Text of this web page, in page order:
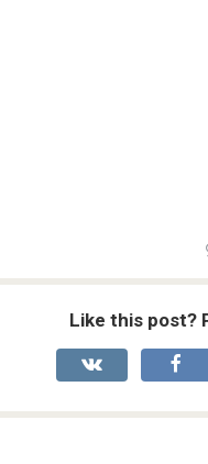
Like this post?